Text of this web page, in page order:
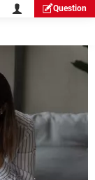
Question